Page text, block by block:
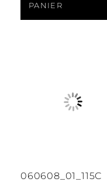
PANIER
060608_01_115C